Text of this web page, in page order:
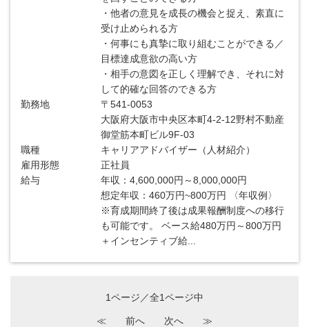
・他者の意見を成長の機会と捉え、素直に
受け止められる方
・何事にも真摯に取り組むことができる／
目標達成意欲の高い方
・相手の意図を正しく理解でき、それに対
して的確な回答のできる方
勤務地
〒541-0053
大阪府大阪市中央区本町4‐2‐12野村不動産
御堂筋本町ビル9F‐03
職種
キャリアアドバイザー（人材紹介）
雇用形態
正社員
給与
年収：4,600,000円～8,000,000円
想定年収：460万円~800万円 〈年収例〉
※育成期間終了後は成果報酬制度への移行
も可能です。 ベース給480万円～800万円
＋インセンティブ給...
1ページ／全1ページ中
≪ 前へ 次へ ≫